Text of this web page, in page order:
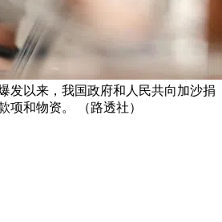
发以来，我国政府和人民共向加沙捐
项和物资。 （路透社）